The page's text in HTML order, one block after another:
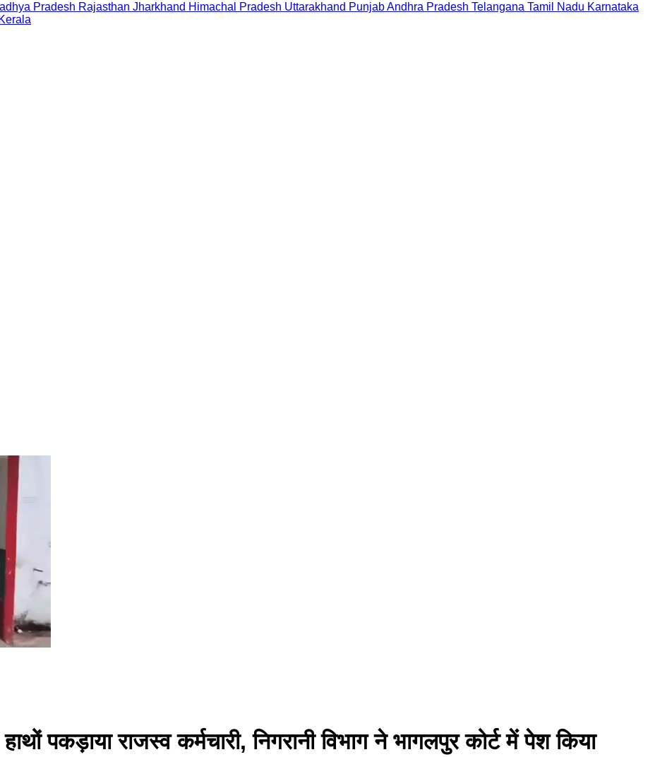
Pradesh Rajasthan Jharkhand Himachal Pradesh Uttarakhand PunjabAndhra Pradesh Telangana Tamil Nadu Karnataka
Kerala
पकड़ाया राजस्व कर्मचारी, निगरानी विभाग ने भागलपुर कोर्ट में पेश किया